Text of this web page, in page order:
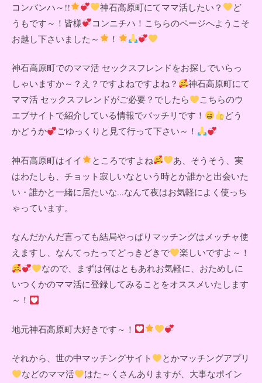
コンバンハ～!! 神石高原町にてママ活したい？
ど
うもです～！皆様
コンニチハ！こちらのページへようこそ
お越し下さいました～
！
神石高原町でのママ活 セックスフレンドをお探しでいらっ
しゃいますか～？え？ですよねですよね？
神石高原町にて
ママ活 セックスフレンドがご必要？でしたら
こちらのウ
エブサイトで紹介している情報でバッチリです！
どう
かどうか
ごゆっくりと見て行って下さい～！
神石高原町はイイ ところですよね
あ、そうそう、実
はわたしも、チョット寂しいなという時とか誰かと出会いた
い・誰かと一緒に居たいな...なんて夜はお気軽によく使っち
ゃっています。
なんだかんだ言っても結局やっぱりマッチングはメッチャ使
えますし、なんてったってどっきどきで
楽しいですよ～！
なので、まずは何はともあれお気軽に、おためしに
いつくかのママ活に登録してみることをオススメいたします
～！
地元神石高原町大好きです～！
それから、世の中マッチングサイト
とかマッチングアプリ
などのママ活
はた～くさんありますが、大事なポイン